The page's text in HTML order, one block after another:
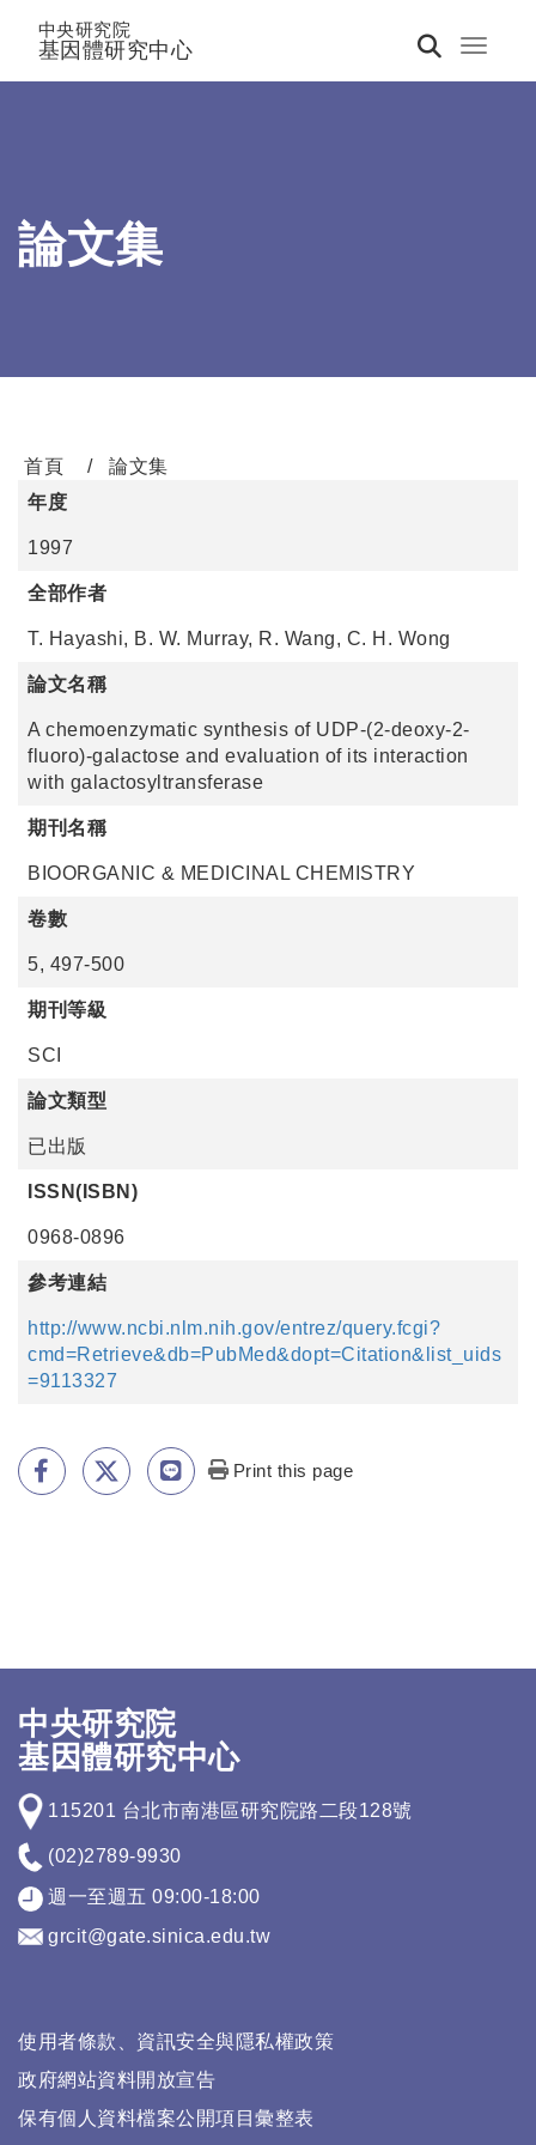
Toggle
中央研究院
基因體研究中心
論文集
首頁
論文集
年度
1997
全部作者
T. Hayashi, B. W. Murray, R. Wang, C. H. Wong
論文名稱
A chemoenzymatic synthesis of UDP-(2-deoxy-2-
fluoro)-galactose and evaluation of its interaction
with galactosyltransferase
期刊名稱
BIOORGANIC & MEDICINAL CHEMISTRY
卷數
5, 497-500
期刊等級
SCI
論文類型
已出版
ISSN(ISBN)
0968-0896
參考連結
http://www.ncbi.nlm.nih.gov/entrez/query.fcgi?
cmd=Retrieve&db=PubMed&dopt=Citation&list_uids
=9113327
Print this page
中央研究院
基因體研究中心
115201 台北市南港區研究院路二段128號
(02)2789-9930
週一至週五 09:00-18:00
grcit@gate.sinica.edu.tw
使用者條款、資訊安全與隱私權政策
政府網站資料開放宣告
保有個人資料檔案公開項目彙整表